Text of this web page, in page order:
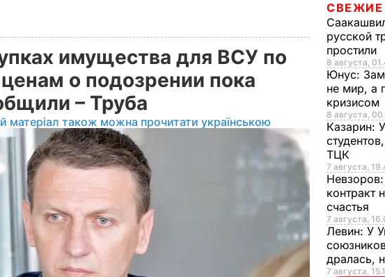
имущества для ВСУ по
о подозрении пока
– Труба
матеріал також можна прочитати українською
СВЕЖИЕ
русской
простили
8 августа,
Юнус:
не мир, а
кризисом
8 августа,
Казарин:
ТЦК
7 августа,
Невзоров:
контракт
счастья
7 августа,
Левин: У
дралась,
7 августа,